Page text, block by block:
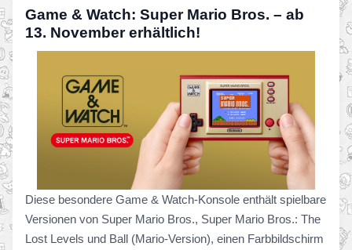
Game & Watch: Super Mario Bros. – ab
13. November erhältlich!
Diese besondere Game & Watch-Konsole enthält spielbare
Versionen von Super Mario Bros., Super Mario Bros.: The
Lost Levels und Ball (Mario-Version), einen Farbbildschirm